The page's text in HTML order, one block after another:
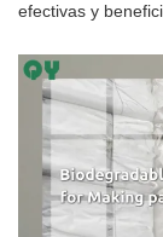
efectivas y